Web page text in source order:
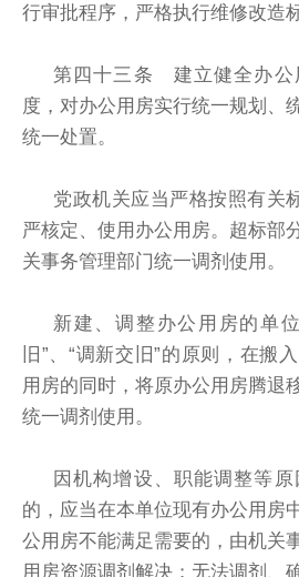
行审批程序，严格执行维修改造
第四十三条 建立健全办公
度，对办公用房实行统一规划、
统一处置。
党政机关应当严格按照有关
严核定、使用办公用房。超标部
关事务管理部门统一调剂使用。
新建、调整办公用房的单
旧”、“调新交旧”的原则，在搬
用房的同时，将原办公用房腾退
统一调剂使用。
因机构增设、职能调整等
的，应当在本单位现有办公用房
公用房不能满足需要的，由机关
用房资源调剂解决；无法调剂、